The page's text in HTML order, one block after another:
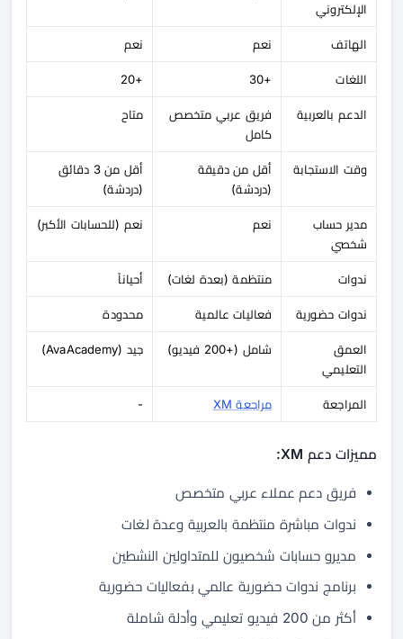
الإلكتروني
الهاتف نعم نعم
اللغات +30
+20
الدعم بالعربية
فريق عربي متخصص
كامل
متاح
وقت الاستجابة
أقل من دقيقة
(دردشة)
أقل من 3 دقائق
(دردشة)
مدير حساب
شخصي
نعم نعم (للحسابات الأكبر)
ندوات منتظمة (بعدة لغات) أحياناً
ندوات حضورية فعاليات عالمية محدودة
العمق
التعليمي
شامل (+200 فيديو) جيد (AvaAcademy)
المراجعة مراجعة XM -
مميزات دعم XM:
فريق دعم عملاء عربي متخصص
ندوات مباشرة منتظمة بالعربية وعدة لغات
مديرو حسابات شخصيون للمتداولين النشطين
برنامج ندوات حضورية عالمي بفعاليات حضورية
أكثر من 200 فيديو تعليمي وأدلة شاملة